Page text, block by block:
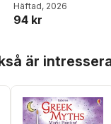
Häftad, 2026
94 kr
är